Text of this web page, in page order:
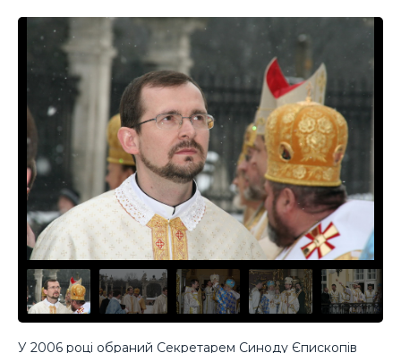
У 2006 році обраний Секретарем Синоду Єпископів